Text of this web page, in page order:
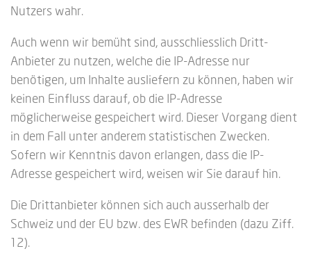
Nutzers wahr.
Auch wenn wir bemüht sind, ausschliesslich Dritt-
Anbieter zu nutzen, welche die IP-Adresse nur
benötigen, um Inhalte ausliefern zu können, haben wir
keinen Einfluss darauf, ob die IP-Adresse
möglicherweise gespeichert wird. Dieser Vorgang dient
in dem Fall unter anderem statistischen Zwecken.
Sofern wir Kenntnis davon erlangen, dass die IP-
Adresse gespeichert wird, weisen wir Sie darauf hin.
Die Drittanbieter können sich auch ausserhalb der
Schweiz und der EU bzw. des EWR befinden (dazu Ziff.
12).